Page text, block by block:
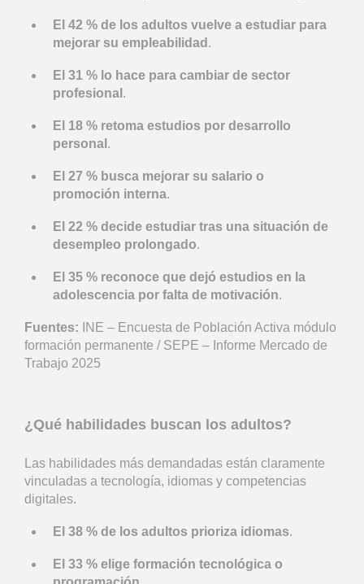
El 42 % de los adultos vuelve a estudiar para
mejorar su empleabilidad .
El 31 % lo hace para cambiar de sector
profesional .
El 18 % retoma estudios por desarrollo
personal .
El 27 % busca mejorar su salario o
promoción interna.
El 22 % decide estudiar tras una situación de
desempleo prolongado.
El 35 % reconoce que dejó estudios en la
adolescencia por falta de motivación.
Fuentes:
INE – Encuesta de Población Activa módulo
formación permanente / SEPE – Informe Mercado de
Trabajo 2025
¿Qué habilidades buscan los adultos?
Las habilidades más demandadas están claramente
vinculadas a tecnología, idiomas y competencias
digitales.
El 38 % de los adultos prioriza idiomas.
El 33 % elige formación tecnológica o